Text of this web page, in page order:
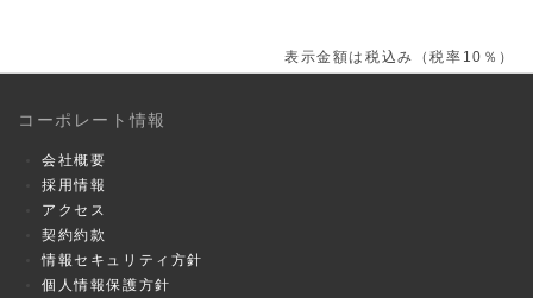
表示金額は税込み（税率10％）
コーポレート情報
会社概要
採用情報
アクセス
契約約款
情報セキュリティ方針
個人情報保護方針